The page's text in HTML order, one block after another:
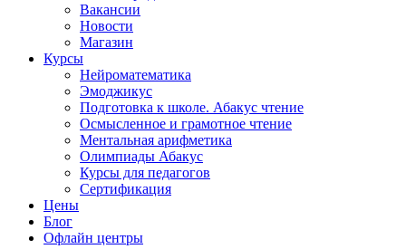
Вакансии
Новости
Магазин
Курсы
Нейроматематика
Эмоджикус
Подготовка к школе. Абакус чтение
Осмысленное и грамотное чтение
Ментальная арифметика
Олимпиады Абакус
Курсы для педагогов
Сертификация
Цены
Блог
Офлайн центры